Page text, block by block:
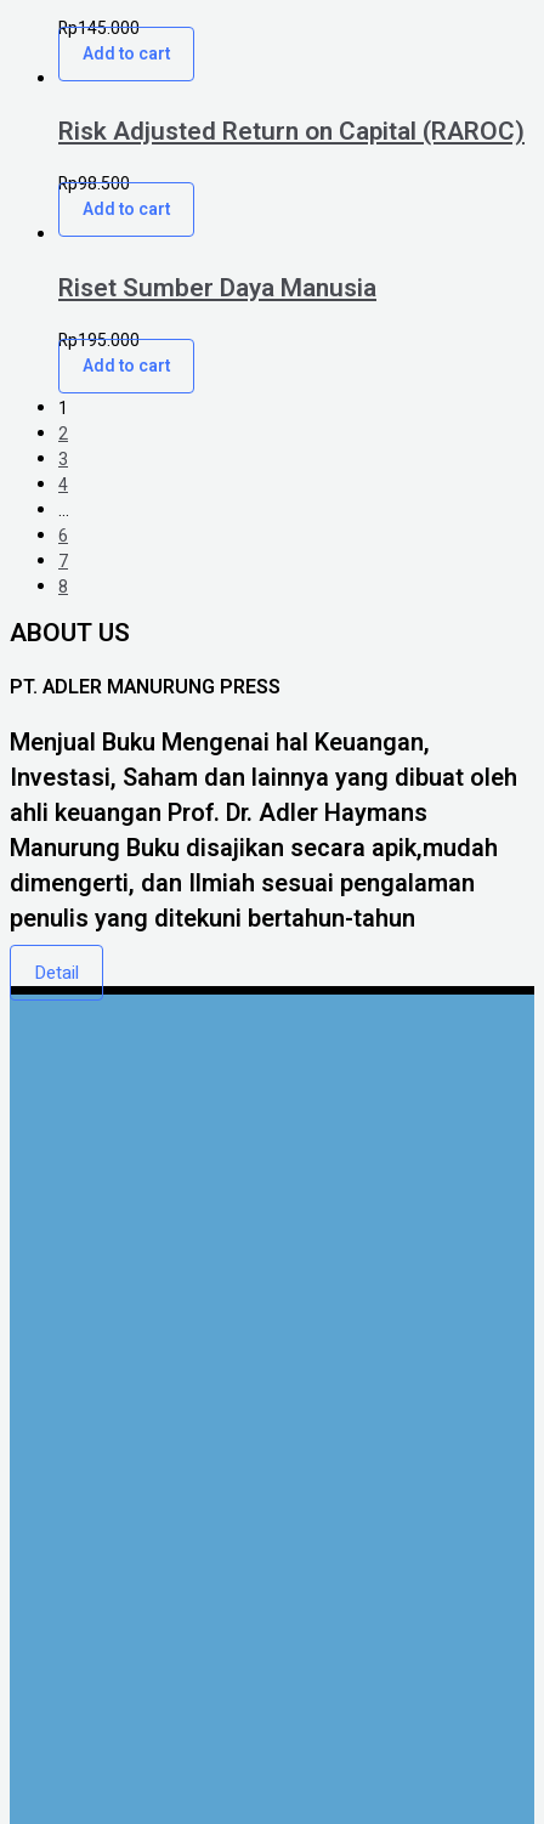
Rp145.000
Add to cart
Risk Adjusted Return on Capital (RAROC)
Rp98.500
Add to cart
Riset Sumber Daya Manusia
Rp195.000
Add to cart
1
2
3
4
…
6
7
8
ABOUT US
PT. ADLER MANURUNG PRESS
Menjual Buku Mengenai hal Keuangan,
Investasi, Saham dan lainnya yang dibuat oleh
ahli keuangan Prof. Dr. Adler Haymans
Manurung Buku disajikan secara apik,mudah
dimengerti, dan Ilmiah sesuai pengalaman
penulis yang ditekuni bertahun-tahun
Detail